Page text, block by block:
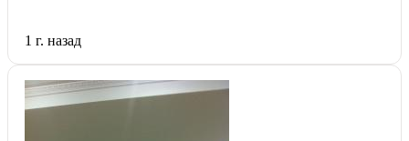
1 г. назад